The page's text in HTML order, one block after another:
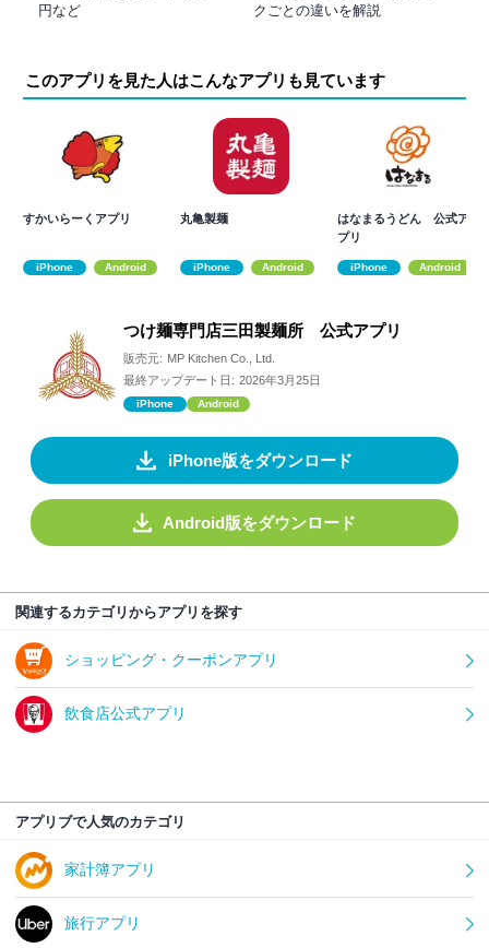
円など
クごとの違いを解説
このアプリを見た人はこんなアプリも見ています
すかいらーくアプリ
iPhone Android
丸亀製麺
iPhone Android
はなまるうどん 公式ア
プリ
iPhone Android
つけ麺専門店三田製麺所 公式アプリ
販売元: MP Kitchen Co., Ltd.
最終アップデート日: 2026年3月25日
iPhone Android
iPhone版をダウンロード
Android版をダウンロード
関連するカテゴリからアプリを探す
ショッピング・クーポンアプリ
飲食店公式アプリ
アプリブで人気のカテゴリ
家計簿アプリ
旅行アプリ